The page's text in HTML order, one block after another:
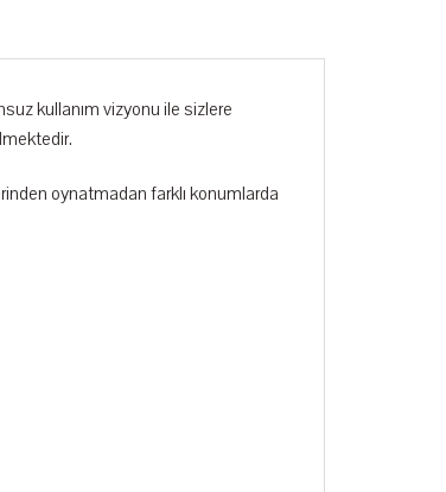
kullanım vizyonu ile sizlere
oynatmadan farklı konumlarda